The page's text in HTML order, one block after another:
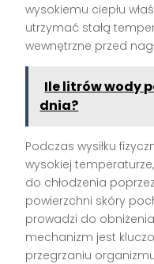
wysokiemu ciepłu
utrzymać stałą
wewnętrzne przed
Ile litrów wody
dnia?
Podczas wysiłku
wysokiej
do chłodzenia
powierzchni skóry
prowadzi do
mechanizm jest
przegrzaniu